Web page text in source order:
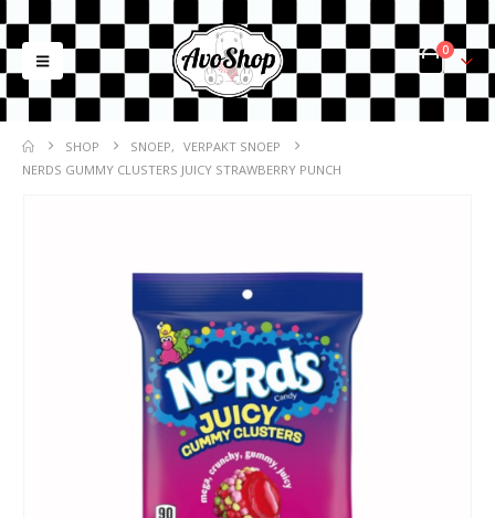
0
SHOP SNOEP,
VERPAKT SNOEP
NERDS GUMMY CLUSTERS JUICY STRAWBERRY PUNCH